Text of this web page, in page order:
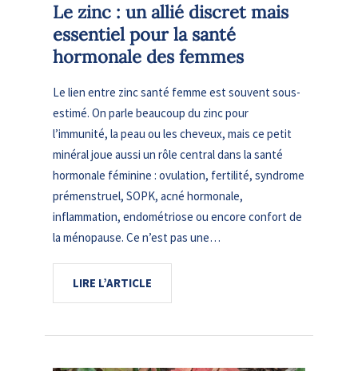
Le zinc : un allié discret mais
essentiel pour la santé
hormonale des femmes
Le lien entre zinc santé femme est souvent sous-
estimé. On parle beaucoup du zinc pour
l’immunité, la peau ou les cheveux, mais ce petit
minéral joue aussi un rôle central dans la santé
hormonale féminine : ovulation, fertilité, syndrome
prémenstruel, SOPK, acné hormonale,
inflammation, endométriose ou encore confort de
la ménopause. Ce n’est pas une…
LIRE L’ARTICLE